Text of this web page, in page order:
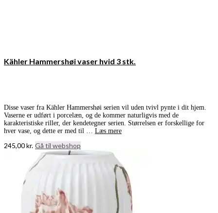
Kähler Hammershøi vaser hvid 3 stk.
Disse vaser fra Kähler Hammershøi serien vil uden tvivl pynte i dit hjem.
Vaserne er udført i porcelæn, og de kommer naturligvis med de
karakteristiske riller, der kendetegner serien. Størrelsen er forskellige for
hver vase, og dette er med til … Læs mere
245,00kr. Gå til webshop